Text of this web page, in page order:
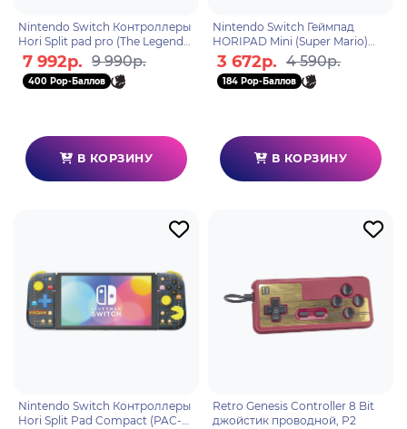
Nintendo Switch Контроллеры
Hori Split pad pro (The Legend
of Zelda) для консоли Switch
(NSW-432U)
7 992р. 9 990р.
400 Pop-Баллов
В КОРЗИНУ
Nintendo Switch Геймпад
HORIPAD Mini (Super Mario)
для консоли Switch (NSW-
276U)
3 672р. 4 590р.
184 Pop-Баллов
В КОРЗИНУ
Nintendo Switch Контроллеры
Hori Split Pad Compact (PAC-
Retro Genesis Controller 8 Bit
джойстик проводной, P2